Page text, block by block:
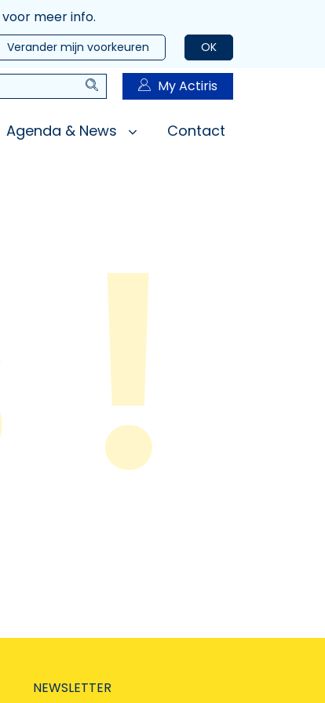
voor meer info.
OK
Verander mijn voorkeuren
Zoeken My Actiris
Agenda & News Contact
NEWSLETTER